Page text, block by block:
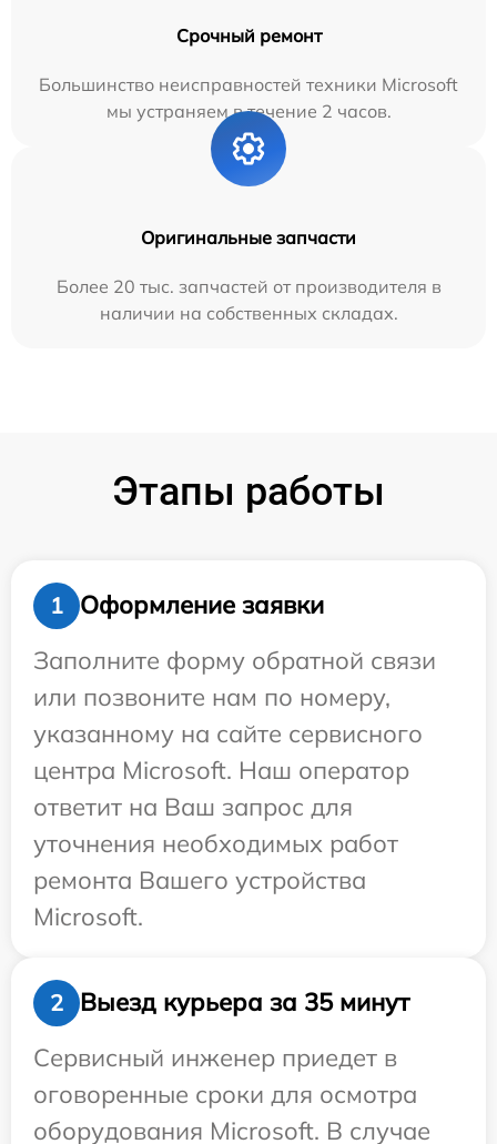
Срочный ремонт
Большинство неисправностей техники Microsoft
мы устраняем в течение 2 часов.
Оригинальные запчасти
Более 20 тыс. запчастей от производителя в
наличии на собственных складах.
Этапы работы
1
Оформление заявки
Заполните форму обратной связи
или позвоните нам по номеру,
указанному на сайте сервисного
центра Microsoft. Наш оператор
ответит на Ваш запрос для
уточнения необходимых работ
ремонта Вашего устройства
Microsoft.
2
Выезд курьера за 35 минут
Сервисный инженер приедет в
оговоренные сроки для осмотра
оборудования Microsoft. В случае